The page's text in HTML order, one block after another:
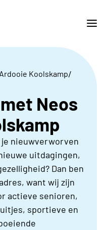
Ardooie Koolskamp/
Neos
je nieuwverworven
uitdagingen,
Dan ben
want wij zijn
actieve senioren,
sportieve en